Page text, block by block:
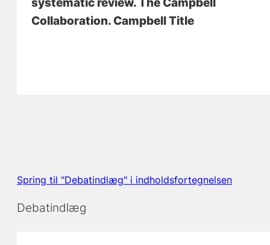
Collaboration. Campbell Title
Spring til "Debatindlæg" i indholdsfortegnelsen
Debatindlæg